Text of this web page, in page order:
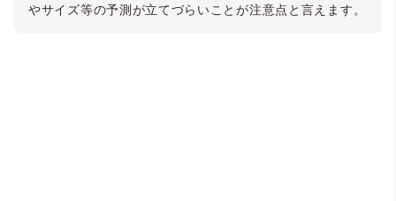
やサイズ等の予測が立てづらいことが注意点と言えます。